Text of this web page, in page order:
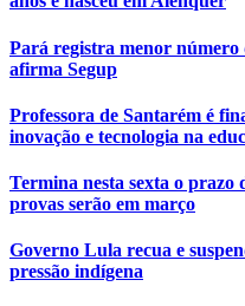
Pará registra menor número
afirma Segup
Professora de Santarém é
inovação e tecnologia na
Termina nesta sexta o prazo
provas serão em março
Governo Lula recua e
pressão indígena